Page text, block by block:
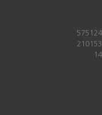
575124
210153
14